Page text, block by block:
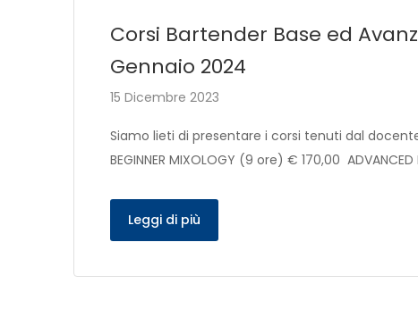
Corsi Bartender Base ed
Gennaio 2024
15 Dicembre 2023
Siamo lieti di presentare i corsi tenuti dal
BEGINNER MIXOLOGY (9 ore) € 170,00
Leggi di più